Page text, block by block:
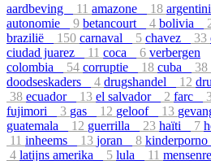
aardbeving 11 amazone 18
autonomie
9 betancourt 4 bolivia
brazilië
150 carnaval 5 chavez 33
ciudad juarez
11 coca 6 verbergen
colombia
54 corruptie 18 cuba 38
doodseskaders
4 drugshandel 12
38 ecuador 13 el salvador 2 farc
fujimori
3 gas 12 geloof 13
guatemala
12 guerrilla 23 haïti 7
11 inheems 13 joran 8 kinderporno
4 latijns amerika 5 lula 11